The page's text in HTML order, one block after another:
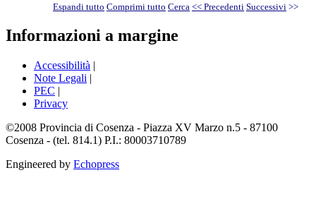
Espandi tutto Comprimi tutto Cerca << Precedenti Successivi >>
Informazioni a margine
Accessibilità |
Note Legali |
PEC |
Privacy
©2008 Provincia di Cosenza - Piazza XV Marzo n.5 - 87100
Cosenza - (tel. 814.1) P.I.: 80003710789
Engineered by Echopress